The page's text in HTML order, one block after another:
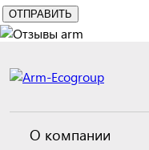
О компании